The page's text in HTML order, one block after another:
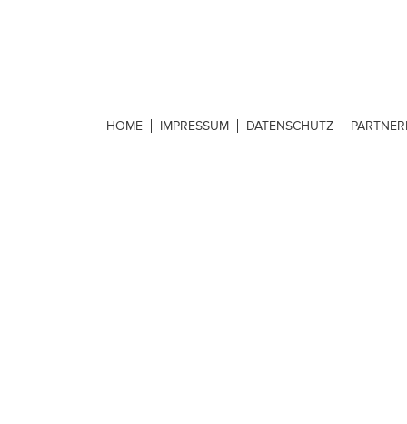
HOME IMPRESSUM DATENSCHUTZ